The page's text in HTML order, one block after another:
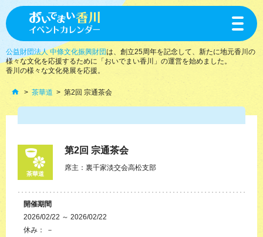
toggle
公益財団法人 中條文化振興財団は、創立25周年を記念して、新たに地元香川の
様々な文化を応援するために「おいでまい香川」の運営を始めました。
香川の様々な文化発展を応援。
茶華道 第2回 宗通茶会
茶華道
第2回 宗通茶会
席主：裏千家淡交会高松支部
開催期間
2026/02/22 ～ 2026/02/22
休み： －